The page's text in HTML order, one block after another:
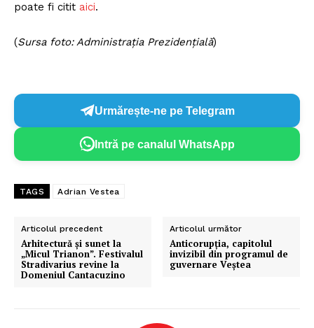
poate fi citit aici.
(Sursa foto: Administrația Prezidențială)
Urmărește-ne pe Telegram
Intră pe canalul WhatsApp
TAGS Adrian Vestea
Articolul precedent
Arhitectură și sunet la
„Micul Trianon”. Festivalul
Stradivarius revine la
Domeniul Cantacuzino
Articolul următor
Anticorupția, capitolul
invizibil din programul de
guvernare Veștea